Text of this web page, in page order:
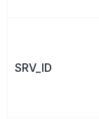
Reistassen
SRV_ID